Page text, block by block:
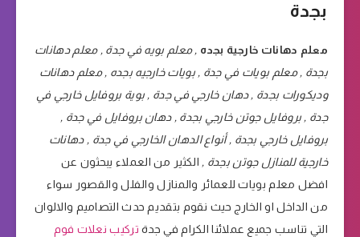
بجدة
معلم دهانات خارجية بجده , معلم بويه في جدة , معلم دهانات
بجدة , معلم بويات في جدة , بويات خارجيه بجده , معلم دهانات
وديكورات بجدة , دهانخارجي في جدة , بوية بروفايل خارجي في
جدة , بروفايل جوتن خارجي بجدة , دهان بروفايل في جدة ,
بروفايل خارجي بجدة , أنواع الدهان الخارجي في جدة , دهانات
خارجية للمنازل جوتن بجدة , الكثير من العملاء يبحثون عن
افضل معلم بويات للعمائر والمنازل والفلل والقصور سواء
من الداخل او الخارج حيث نقوم بتقديم حدث التصاميم والالوان
التي تناسب جميع عملائنا الكرام في جدة تركيب نعلات فوم